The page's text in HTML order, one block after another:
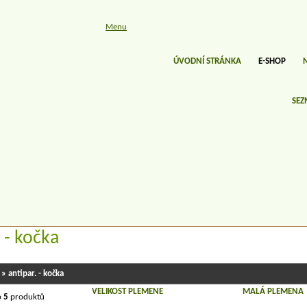
Menu
ÚVODNÍ STRÁNKA E-SHOP
kočka
» antipar. - kočka
5 produktů
VELIKOST PLEMENE MALÁ PLEMENA